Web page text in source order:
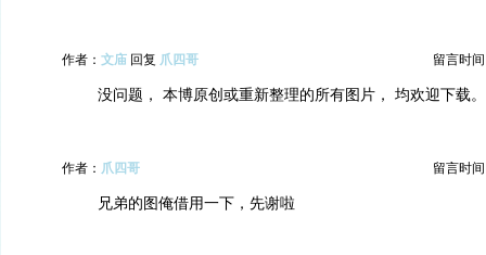
作者： 文庙 回复 爪四哥 留言时间
没问题， 本博原创或重新整理的所有图片， 均欢迎下载。
作者： 爪四哥 留言时间
兄弟的图俺借用一下，先谢啦